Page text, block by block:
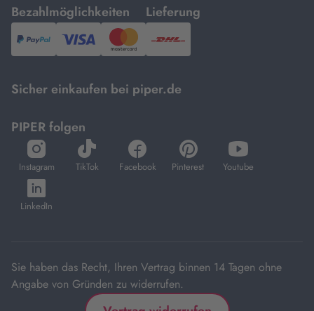
Bezahlmöglichkeiten
mit
PayPal,Visa
und
Lieferung
mit
DHL.
Sicher einkaufen bei piper.de
PIPER folgen
Instagram
öffnet
in
neuem
Tab
TikTok
öffnet
in
Facebook
öffnet
in
Pinterest
öffnet
in
Youtube
öffnet
in
LinkedIn
öffnet
in
Sie haben das Recht, Ihren Vertrag binnen 14 Tagen ohne
Angabe von Gründen zu widerrufen.